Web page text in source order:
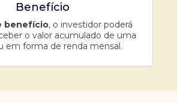
Benefício
benefício, o investidor poderá
o valor acumulado de uma
em forma de renda mensal.